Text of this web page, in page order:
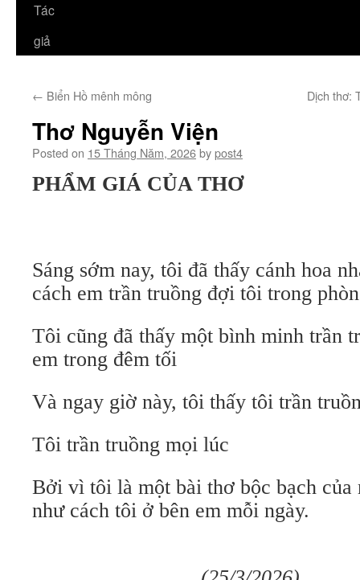
Tác
giả
← Biển Hồ mênh mông Dịch thơ:
Thơ Nguyễn Viện
Posted on 15 Tháng Năm, 2026bypost4
PHẨM GIÁ CỦA THƠ
Sáng sớm nay, tôi đã thấy cánh hoa
cách em trần truồng đợi tôi trong
Tôi cũng đã thấy một bình minh trần
em trong đêm tối
Và ngay giờ này, tôi thấy tôi trần
Tôi trần truồng mọi lúc
Bởi vì tôi là một bài thơ bộc bạch của
như cách tôi ở bên em mỗi ngày.